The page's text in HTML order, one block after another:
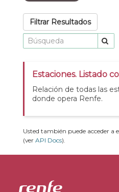
Filtrar Resultados
Estaciones. Listado
Relación de todas las
donde opera Renfe.
Usted también puede acceder a
(ver API Docs).